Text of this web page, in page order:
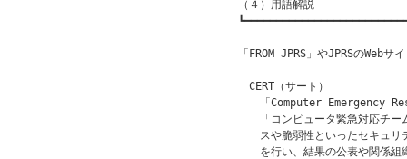
（４）用語解説
「FROM JPRS」やJPRSのWeb
CERT（サート）
「Computer Emergency
「コンピュータ緊急対応チー
スや脆弱性といったセキュリ
を行い、結果の公表や関係組